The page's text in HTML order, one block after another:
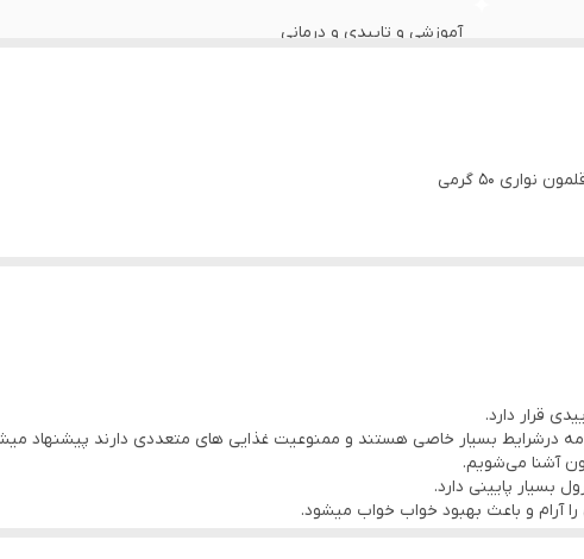
آموزشی و تاییدی و درمانی
۵۰ گرمی
قرار دارد.
درشرایط بسیار خاصی هستند و ممنوعیت غذایی های متعددی دارند پیشنهاد
آشنا می‌شویم.
پایینی دارد.
آرام و باعث بهبود خواب خواب میشود.
ایمنی بدن می شود.